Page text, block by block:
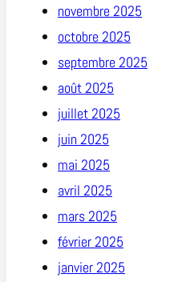
novembre 2025
octobre 2025
septembre 2025
août 2025
juillet 2025
juin 2025
mai 2025
avril 2025
mars 2025
février 2025
janvier 2025